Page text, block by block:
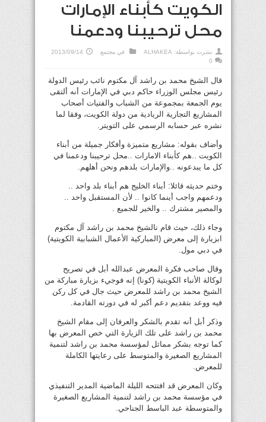
الكويت كأبناء الإمارات
محل ترحيبنا ودعمنا
نشرت بواسطة: ALHAKEA في مجتمع
2013/09/14
0
قال الشيخ محمد بن راشد آل مكتوم نائب رئيس الدولة
رئيس مجلس الوزراء حاكم دبي في الإمارات أنه ألتقى
يوم الجمعة بمجموعة من الشباب والفتيات أصحاب
المشاريع التجارية الريادية من دولة الكويت، وفقا لما
نشره عبر حسابه الرسمي على التويتر.
وأضاف بقوله: مشاريع متميزة وأفكار جميلة من أبناء
الكويت ..هم كأبناء الامارات ..محل ترحيبنا ودعمنا في
كل ما يبدعونه ..والإمارات بلدهم ونحن أهلهم.
وختم حديثه قائلا: أبناء الخليج هم أبناء بلد واحد ..
ودعمهم واجب أينما كانوا .. لأن المستقبل واحد ..
والمصير مشترك .. والخير للجميع .
وجاء ذلك، حيث قام نالشيخ محمد بن راشد آل مكتوم
ابزيارة إلى معرض (المباركية الأعمال الشبابية الكويتية)
في دبي مول.
وقال صاحب فكرة المعرض عبدالله أبل في تصريح
لوكالة الأنباء الكويتية (كونا) إنه فوجيء بزيارة مباركة من
الشيخ محمد بن راشد للمعرض حيث جال في كل ركن
فيه ووعد بتقديم دعم أكبر له في دورته القادمة.
وذكر أبل أنه تقدم بالشكر والعرفان إلى مقام الشيخ
محمد بن راشد على تلك الزيارة التي خص المعرض بها
كما توجه بشكر مماثل لمؤسسة محمد بن راشد لتنمية
المشاريع الصغيرة والمتوسط على رعايتها الكاملة
للمعرض.
وكان المعرض قد افتتحه الليلة الماضية المدير التنفيذي
في مؤسسة محمد بن راشد لتنمية المشاريع الصغيرة
والمتوسطة عبد الباسط الجناحي.